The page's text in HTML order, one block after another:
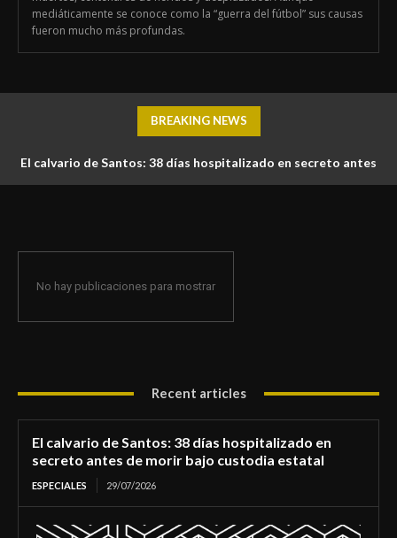
mediáticamente se conoce como la “guerra del fútbol” sus causas
fueron mucho más profundas.
BREAKING NEWS
El calvario de Santos: 38 días hospitalizado en secreto antes
No hay publicaciones para mostrar
Recent articles
El calvario de Santos: 38 días hospitalizado en
secreto antes de morir bajo custodia estatal
ESPECIALES 29/07/2026